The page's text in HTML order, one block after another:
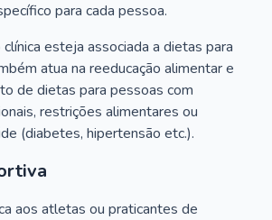
para cada pessoa.
esteja associada a dietas para
atua na reeducação alimentar e
de dietas para pessoas com
restrições alimentares ou
(diabetes, hipertensão etc.).
aos atletas ou praticantes de